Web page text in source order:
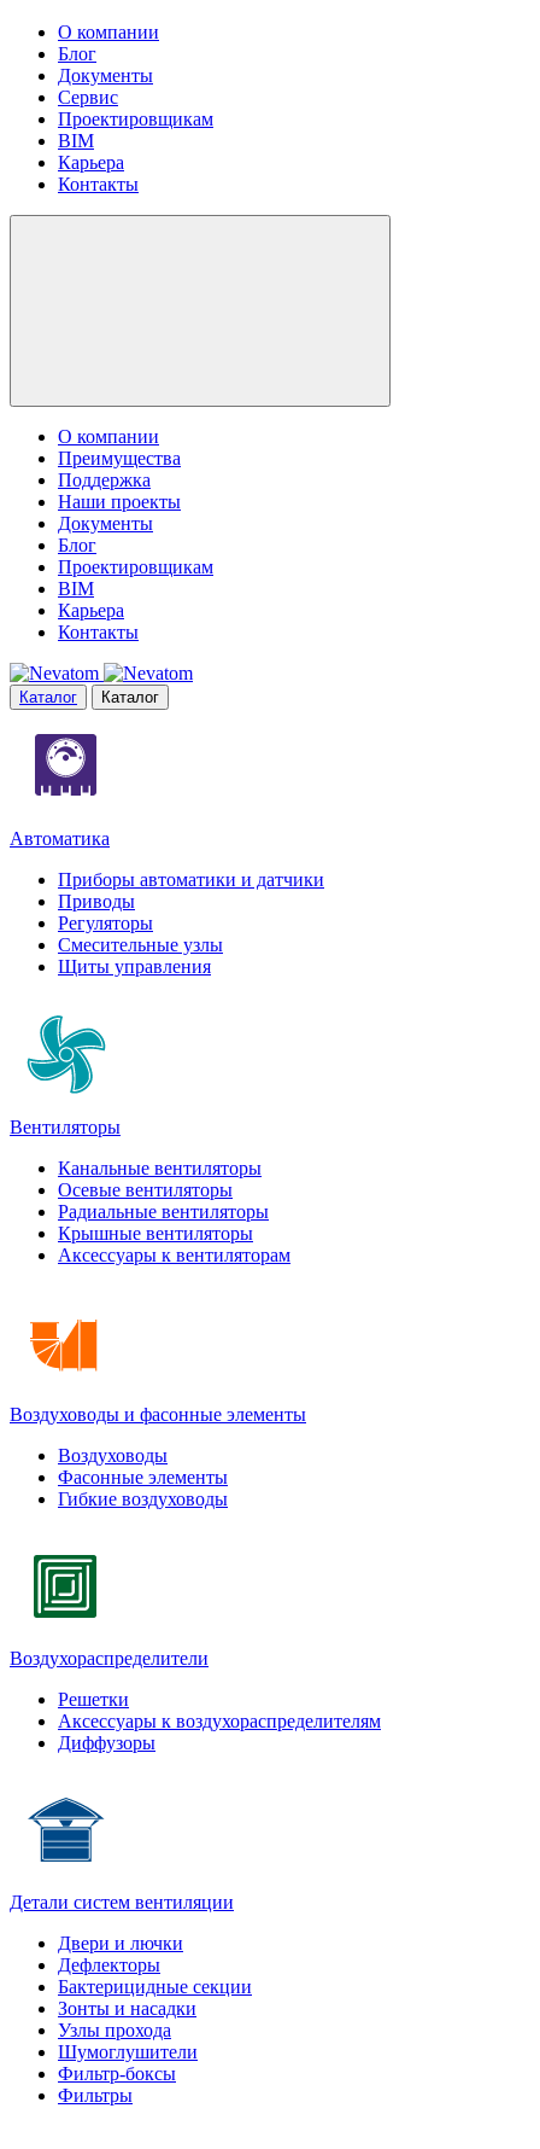
О компании
Блог
Документы
Сервис
Проектировщикам
BIM
Карьера
Контакты
О компании
Преимущества
Поддержка
Наши проекты
Документы
Блог
Проектировщикам
BIM
Карьера
Контакты
Каталог Каталог
Автоматика
Приборы автоматики и датчики
Приводы
Регуляторы
Смесительные узлы
Щиты управления
Вентиляторы
Канальные вентиляторы
Осевые вентиляторы
Радиальные вентиляторы
Крышные вентиляторы
Аксессуары к вентиляторам
Воздуховоды и фасонные элементы
Воздуховоды
Фасонные элементы
Гибкие воздуховоды
Воздухораспределители
Решетки
Аксессуары к воздухораспределителям
Диффузоры
Детали систем вентиляции
Двери и лючки
Дефлекторы
Бактерицидные секции
Зонты и насадки
Узлы прохода
Шумоглушители
Фильтр-боксы
Фильтры